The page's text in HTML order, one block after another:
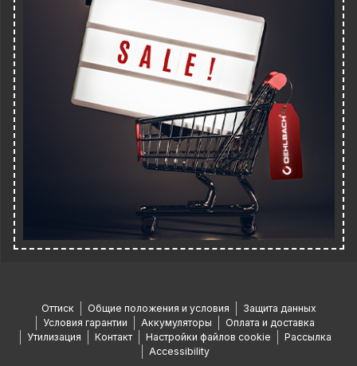
Оттиск Общие положения и условия
Защита данных
Условия гарантии
Аккумуляторы
Оплата и доставка
Утилизация
Контакт Настройки файлов cookie
Рассылка
Accessibility